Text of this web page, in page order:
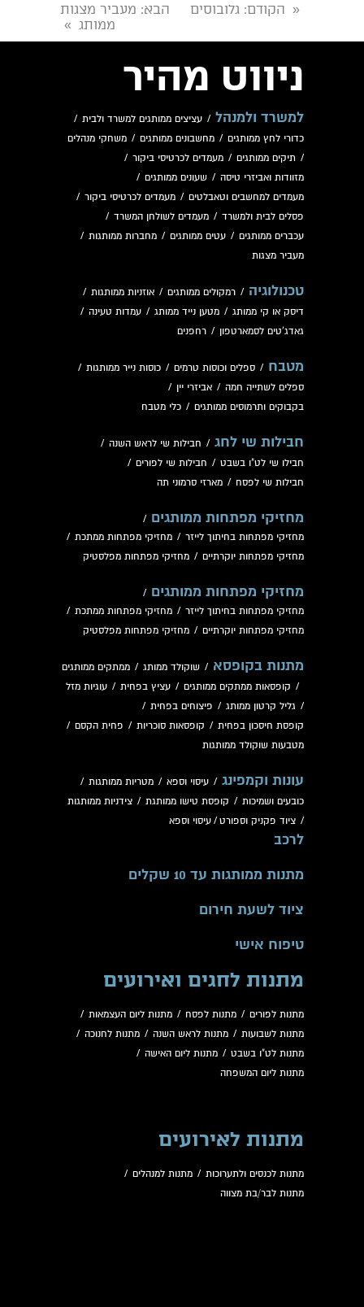
« הקודם: גלובוסים הבא: מעביר מצגות
ממותג »
ניווט מהיר
למשרד ולמנהל / עציצים ממותגים למשרד ולבית /
כדורי לחץ ממותגים / מחשבונים ממותגים / משחקי מנהלים
/ תיקים ממותגים / מעמדים לכרטיסי ביקור /
מזוודות ואביזרי טיסה / שעונים ממותגים /
מעמדים למחשבים וטאבלטים / מעמדים לכרטיסי ביקור /
פסלים לבית ולמשרד / מעמדים לשולחן המשרד /
עכברים ממותגים / עטים ממותגים / מחברות ממותגות /
מעביר מצגות
טכנולוגיה / רמקולים ממותגים / אוזניות ממותגות /
דיסק או קי ממותג / מטען נייד ממותג / עמדות טעינה /
גאדג'טים לסמארטפון / רחפנים
מטבח / ספלים וכוסות טרמים / כוסות נייר ממותגות /
ספלים לשתייה חמה / אביזרי יין /
בקבוקים ותרמוסים ממותגים / כלי מטבח
חבילות שי לחג / חבילות שי לראש השנה /
חבילו שי לט"ו בשבט / חבילות שי לפורים /
חבילות שי לפסח / מארזי סרמוני תה
מחזיקי מפתחות ממותגים /
מחזיקי מפתחות בחיתוך לייזר / מחזיקי מפתחות ממתכת /
מחזיקי מפתחות יוקרתיים / מחזיקי מפתחות מפלסטיק
מחזיקי מפתחות ממותגים /
מחזיקי מפתחות בחיתוך לייזר / מחזיקי מפתחות ממתכת /
מחזיקי מפתחות יוקרתיים / מחזיקי מפתחות מפלסטיק
מתנות בקופסא / שוקולד ממותג / ממתקים ממותגים
/ קופסאות ממתקים ממותגים / עציץ בפחית / עוגיות מזל
/ גליל קרטון ממותג / פיצוחים בפחית /
קופסת חיסכון בפחית / קופסאות סוכריות / פחית הקסם /
מטבעות שוקולד ממותגות
עונות וקמפינג / עיסוי וספא / מטריות ממותגות /
כובעים ושמיכות / קופסת טישו ממותגת / צידניות ממותגות
/ ציוד פקניק וספורט / עיסוי וספא
לרכב
מתנות ממותגות עד 10 שקלים
ציוד לשעת חירום
טיפוח אישי
מתנות לחגים ואירועים
מתנות לפורים / מתנות לפסח / מתנות ליום העצמאות /
מתנות לשבועות / מתנות לראש השנה / מתנות לחנוכה /
מתנות לט"ו בשבט / מתנות ליום האישה /
מתנות ליום המשפחה
מתנות לאירועים
מתנות לכנסים ולתערוכות / מתנות למנהלים /
מתנות לבר/בת מצווה